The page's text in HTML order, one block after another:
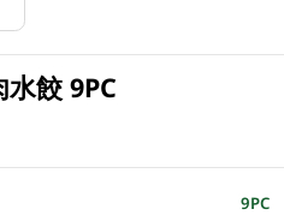
餃 9PC
9PC